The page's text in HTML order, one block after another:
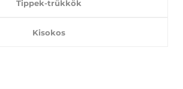
Tippek-trükkök
Kisokos